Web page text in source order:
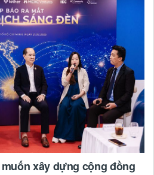
xây dựng cộng đồng